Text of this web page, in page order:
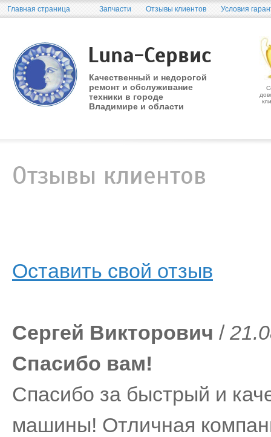
Главная страница Запчасти Отзывы клиентов Условия
Luna-Сервис
Качественный и недорогой
ремонт и обслуживание
техники в городе
Владимире и области
Отзывы клиентов
Оставить свой отзыв
Сергей Викторович /
Спасибо вам!
Спасибо за быстрый и
машины! Отличная